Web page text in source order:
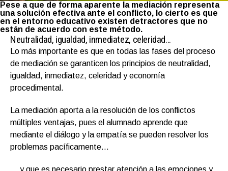
Pese a que de forma aparente la mediación representa
una solución efectiva ante el conflicto, lo cierto es que
en el entorno educativo existen detractores que no
están de acuerdo con este método.
Neutralidad, igualdad, inmediatez, celeridad…
Lo más importante es que en todas las fases del proceso
de mediación se garanticen los principios de neutralidad,
igualdad, inmediatez, celeridad y economía
procedimental.
La mediación aporta a la resolución de los conflictos
múltiples ventajas, pues el alumnado aprende que
mediante el diálogo y la empatía se pueden resolver los
problemas pacíficamente…
… y que es necesario prestar atención a las emociones y